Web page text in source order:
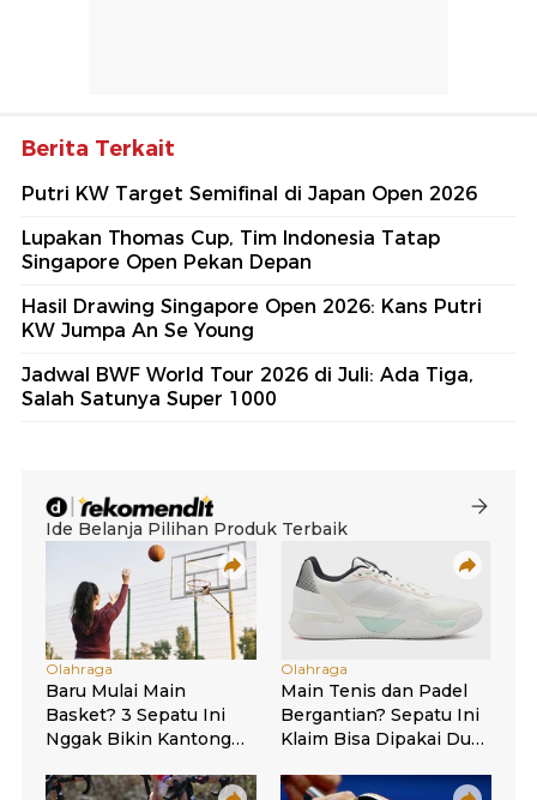
Berita Terkait
Putri KW Target Semifinal di Japan Open 2026
Lupakan Thomas Cup, Tim Indonesia Tatap
Singapore Open Pekan Depan
Hasil Drawing Singapore Open 2026: Kans Putri
KW Jumpa An Se Young
Jadwal BWF World Tour 2026 di Juli: Ada Tiga,
Salah Satunya Super 1000